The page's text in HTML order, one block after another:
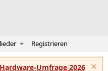
Registrieren
Hardware-Umfrage 2026